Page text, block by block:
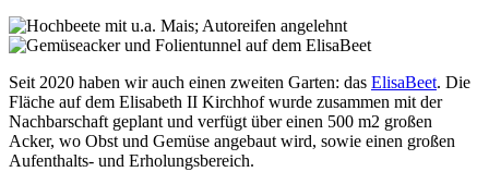
Seit 2020 haben wir auch einen zweiten Garten: das ElisaBeet. Die
Fläche auf dem Elisabeth II Kirchhof wurde zusammen mit der
Nachbarschaft geplant und verfügt über einen 500 m2 großen
Acker, wo Obst und Gemüse angebaut wird, sowie einen großen
Aufenthalts- und Erholungsbereich.